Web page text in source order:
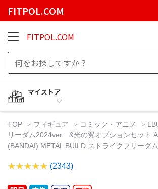
FITPOL.COM
FITPOL.COM
マイストア
TOP フィギュア コミック・アニメ
リーダム2024ver &光の翼オプションセット
(BANDAI) METAL BUILD ストライクフリーダ
(2343)